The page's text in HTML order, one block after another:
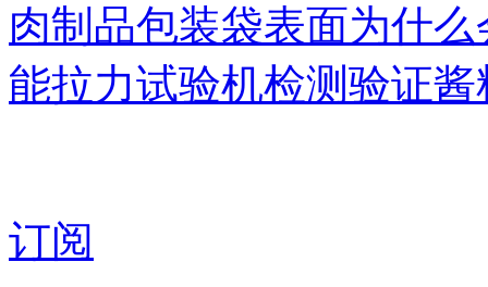
肉制品包装袋表面为什
能拉力试验机检测验证
订阅